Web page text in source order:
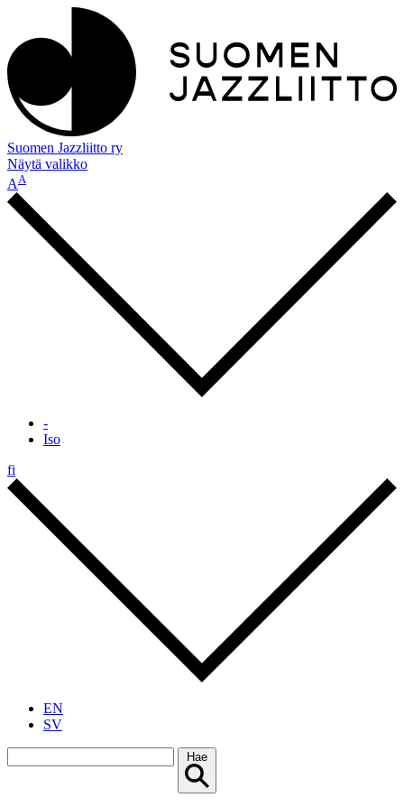
Suomen Jazzliitto ry
Näytä valikko
AA
-
Iso
fi
EN
SV
Hae